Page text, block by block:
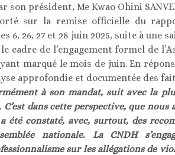
son président, Me Kwao Ohini
sur la remise officielle du
6, 26, 27 et 28 juin 2025, suite à une
cadre de l’engagement formel de
marqué le mois de juin. En
approfondie et documentée des
à son mandat, suit avec la
C’est dans cette perspective, que
été constaté, avec, surtout, des
nationale. La CNDH
sur les allégations de